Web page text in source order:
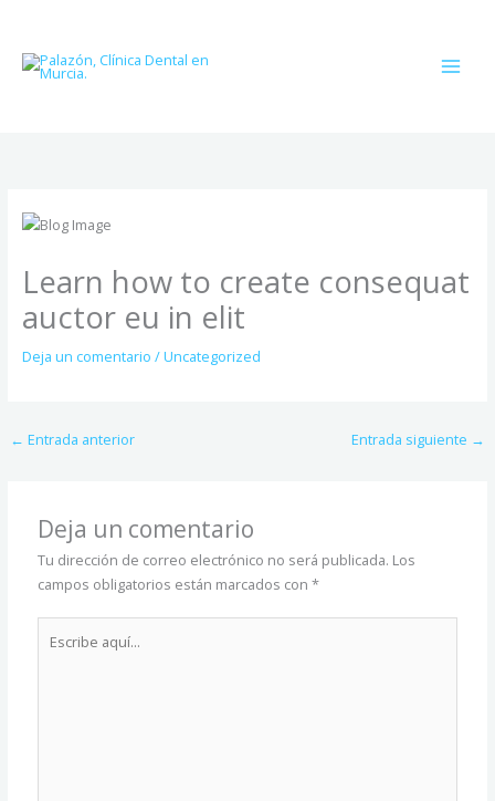
contenido
Learn how to create consequat
auctor eu in elit
Deja un comentario /Uncategorized
← Entrada anterior Entrada siguiente →
Deja un comentario
Tu dirección de correo electrónico no será publicada. Los
campos obligatorios están marcados con*
aquí...